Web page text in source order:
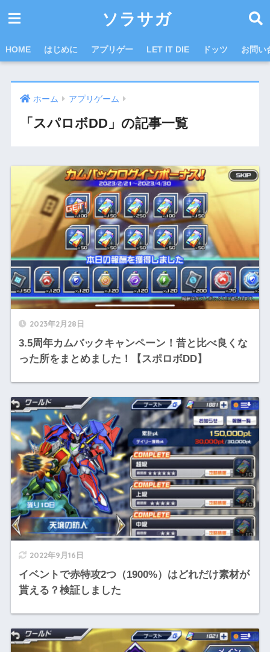
ソラサガ
HOME はじめに アプリゲー LET IT DIE ドッツ お問い
ホーム アプリゲーム
「スパロボDD」の記事一覧
2023年2月28日
3.5周年カムバックキャンペーン！昔と比べ良くな
った所をまとめました！【スポロボDD】
2022年9月16日
イベントで赤特攻2つ（1900%）はどれだけ素材が
貰える？検証しました